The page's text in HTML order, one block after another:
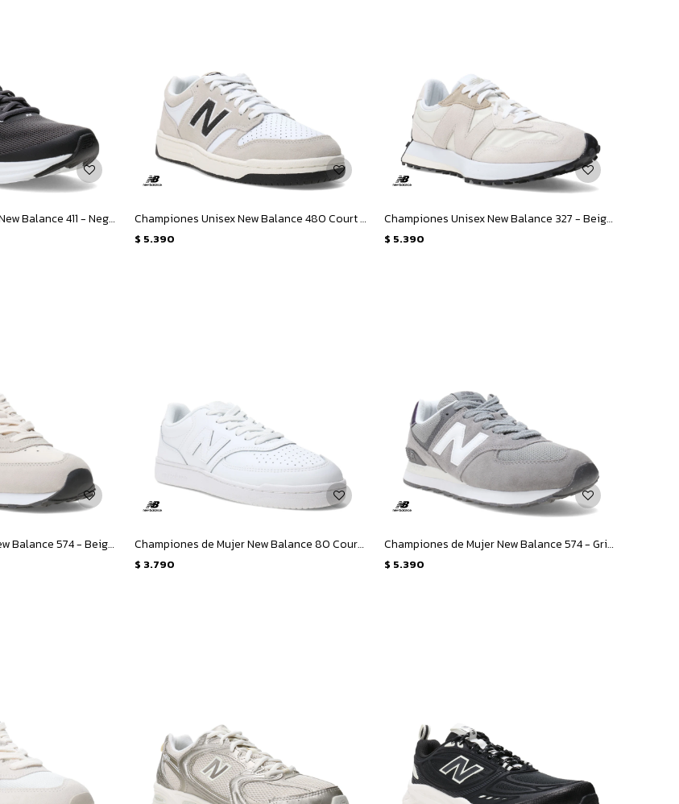
Championes de Mujer New Balance 411 - Negro Championes Unisex New Balance 480 Court - Gris - Blanco
$ 5.390
Championes Unisex New Balance 327 - Beige - Gris
$ 5.390
Championes Unisex New Balance 574 - Beige - Azul Piedra Championes de Mujer New Balance 80 Court - Blanco
$ 3.790
Championes de Mujer New Balance 574 - Gris - Oscuro
$ 5.390